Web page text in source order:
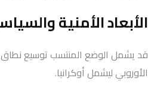
الأبعاد الأمنية
قد يشمل الوضع المنتسب توسيع نطاق
الأوروبي ليشمل أوكرانيا.